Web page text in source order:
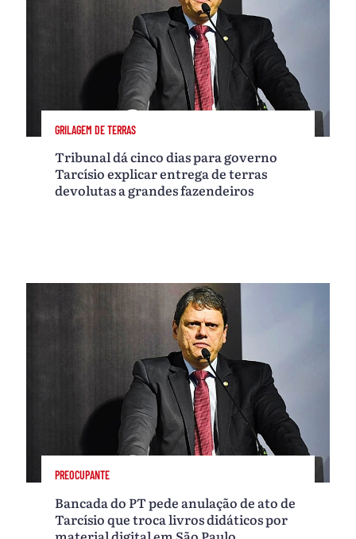
GRILAGEM DE TERRAS
Tribunal dá cinco dias para governo
Tarcísio explicar entrega de terras
devolutas a grandes fazendeiros
PREOCUPANTE
Bancada do PT pede anulação de ato de
Tarcísio que troca livros didáticos por